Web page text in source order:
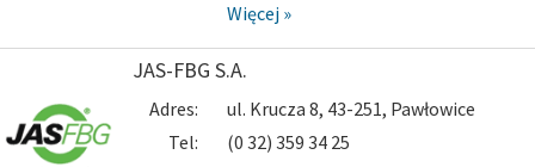
Więcej »
JAS-FBG S.A.
Adres:
ul. Krucza 8, 43-251, Pawłowice
Tel:
(0 32) 359 34 25